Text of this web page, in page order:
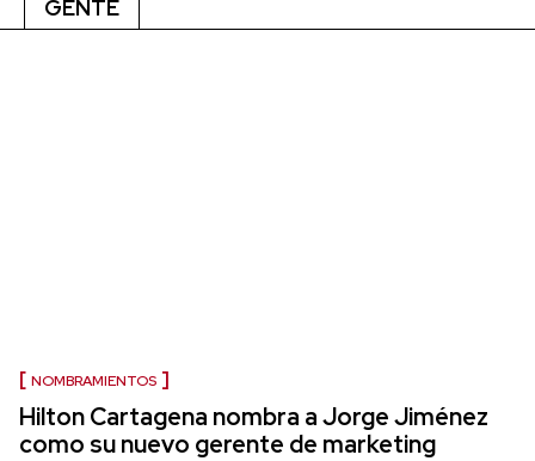
GENTE
NOMBRAMIENTOS
Hilton Cartagena nombra a Jorge Jiménez
como su nuevo gerente de marketing